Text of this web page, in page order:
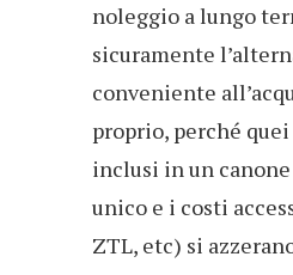
noleggio a lungo
sicuramente
conveniente
proprio, perché
inclusi in un
unico e i costi
ZTL, etc) si